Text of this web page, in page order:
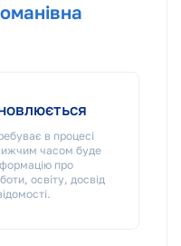
в процесі
часом буде
про
освіту, досвід